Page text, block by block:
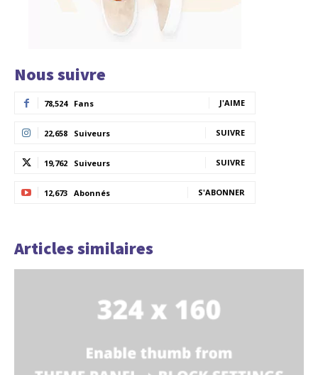
Nous suivre
78,524 Fans J'AIME
22,658 Suiveurs SUIVRE
19,762 Suiveurs SUIVRE
12,673 Abonnés S'ABONNER
Articles similaires